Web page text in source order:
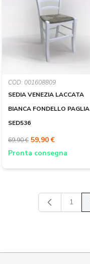
COD: 001608809
SEDIA VENEZIA LACCATA
BIANCA FONDELLO PAGLIA
SED536
69,90 € 59,90 €
Pronta consegna
Pagina
1